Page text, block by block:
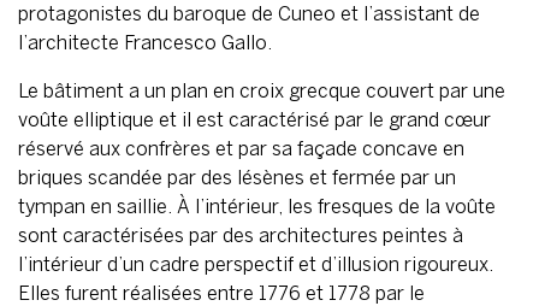
protagonistes du baroque de Cuneo et l’assistant de
l’architecte Francesco Gallo.
Le bâtiment a un plan en croix grecque couvert par une
voûte elliptique et il est caractérisé par le grand cœur
réservé aux confrères et par sa façade concave en
briques scandée par des lésènes et fermée par un
tympan en saillie. À l’intérieur, les fresques de la voûte
sont caractérisées par des architectures peintes à
l’intérieur d’un cadre perspectif et d’illusion rigoureux.
Elles furent réalisées entre 1776 et 1778 par le